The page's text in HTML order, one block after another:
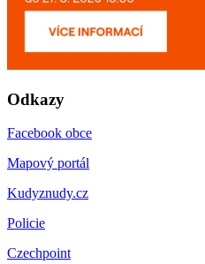
Odkazy
Facebook obce
Mapový portál
Kudyznudy.cz
Policie
Czechpoint